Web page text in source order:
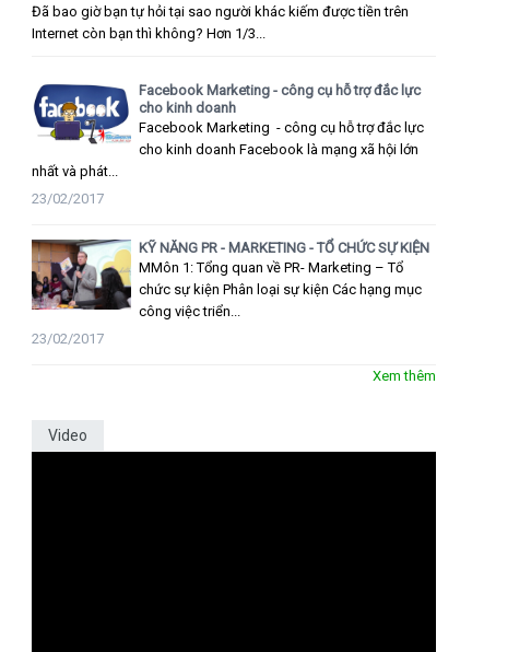
Đã bao giờ bạn tự hỏi tại sao người khác kiếm được tiền trên
Internet còn bạn thì không? Hơn 1/3...
Facebook Marketing - công cụ hỗ trợ đắc lực
cho kinh doanh
Facebook Marketing - công cụ hỗ trợ đắc lực
cho kinh doanh Facebook là mạng xã hội lớn
nhất và phát...
23/02/2017
KỸ NĂNG PR - MARKETING - TỔ CHỨC SỰ KIỆN
MMôn 1: Tổng quan về PR- Marketing – Tổ
chức sự kiện Phân loại sự kiện Các hạng mục
công việc triển...
23/02/2017
Xem thêm
Video